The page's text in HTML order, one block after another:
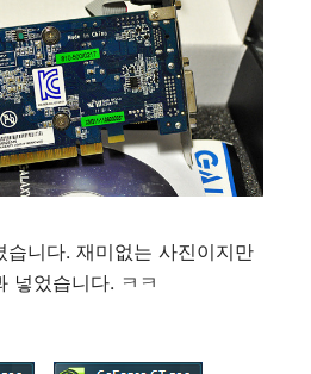
습니다. 재미없는 사진이지만
넣었습니다. ㅋㅋ